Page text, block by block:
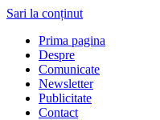
Sari la conținut
Prima pagina
Despre
Comunicate
Newsletter
Publicitate
Contact